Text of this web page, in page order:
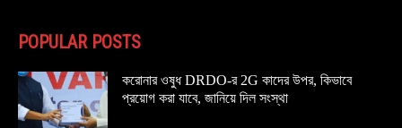
POPULAR POSTS
করোনার ওষুধ DRDO-র 2G কাদের উপর, কিভাবে
প্রয়োগ করা যাবে, জানিয়ে দিল সংস্থা